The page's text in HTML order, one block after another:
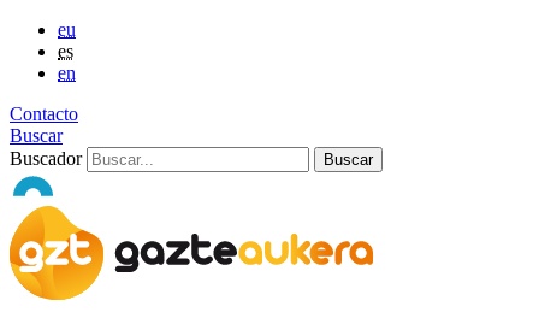
eu
es
en
Contacto
Buscar
Buscador